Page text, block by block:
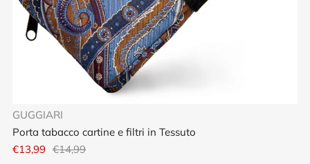
GUGGIARI
Porta tabacco cartine e filtri in Tessuto
€13,99 €14,99